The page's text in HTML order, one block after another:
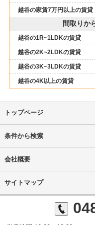
越谷の家賃7万円以上の賃貸
間取りか
越谷の1R~1LDKの賃貸
越谷の2K~2LDKの賃貸
越谷の3K~3LDKの賃貸
越谷の4K以上の賃貸
トップページ
条件から検索
会社概要
サイトマップ